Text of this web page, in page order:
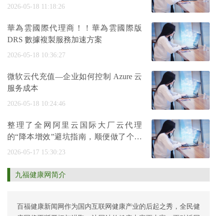
2026-05-18 11:18:26
華為雲國際代理商！！華為雲國際版
DRS 數據複製服務加速方案
2026-05-18 10:36:27
微软云代充值—企业如何控制 Azure 云
服务成本
2026-05-18 10:24:46
整理了全网阿里云国际大厂云代理
的“降本增效”避坑指南，顺便做了个评
测站
2026-05-17 15:30:23
九福健康网简介
百福健康新闻网作为国内互联网健康产业的后起之秀，全民健